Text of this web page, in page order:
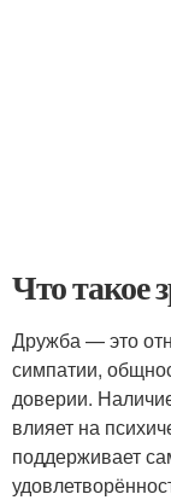
Что такое
Дружба — это
симпатии,
доверии.
влияет на
поддерживает